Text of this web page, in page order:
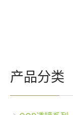
产品分类